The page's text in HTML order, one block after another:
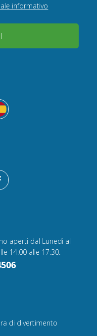
informativo
aperti dal Lunedì al
14:00 alle 17:30.
di divertimento